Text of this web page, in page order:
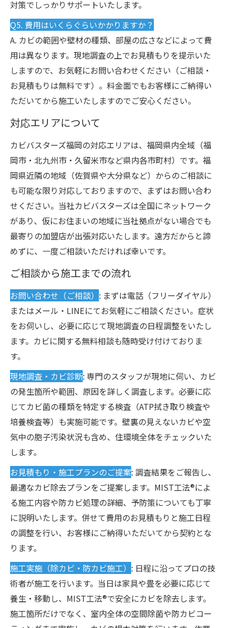
対策でしっかりサポートいたします。
Q5. 費用はいくらぐらいかかりますか？
A. カビの範囲や壁材の種類、部屋の広さなどによって費
用は異なります。現地調査の上でお見積もりを提示いた
しますので、お気軽にお問い合わせください（ご相談・
お見積もりは無料です）。料金面でもお客様にご納得い
ただいてから施工いたしますのでご安心ください。
対応エリアについて
カビバスターズ福岡の対応エリアは、福岡県内全域（福
岡市・北九州市・久留米市など県内各市町村）です。福
岡県近隣の地域（佐賀県や大分県など）からのご相談に
も可能な限り対応しておりますので、まずはお問い合わ
せください。当社カビバスターズは全国にネットワーク
があり、仮にお住まいの地域に当社拠点がない場合でも
最寄りの加盟店が出張対応いたします。遠方だからと諦
めずに、一度ご相談いただければ幸いです。
ご相談から施工までの流れ
お問い合わせ（ご相談） : まずは電話（フリーダイヤル）
またはメール・LINEにてお気軽にご相談ください。症状
をお伺いし、必要に応じて現地調査の日程調整をいたし
ます。カビに関する無料相談も随時受け付けておりま
す。
現地調査・カビ診断: 専門のスタッフが現地に伺い、カビ
の発生箇所や範囲、原因を詳しく調査します。必要に応
じてカビ菌の種類を特定する検査（ATP拭き取り検査や
培養検査等）も実施可能です。壁裏の見えないカビや空
気中の胞子汚染状況も含め、住環境全体をチェックいた
します。
お見積もり・施工プランのご提案: 調査結果をご報告し、
最適なカビ除去プランをご提案します。MIST工法®によ
る施工内容や防カビ処理の詳細、予防策についても丁寧
に説明いたします。併せて費用のお見積もりと施工日程
の調整を行い、お客様にご納得いただいてから契約とな
ります。
施工実施（除カビ・防カビ施工） : 日程に沿ってプロの技
術者が施工を行います。当日は家具や畳を必要に応じて
養生・移動し、MIST工法®で安全にカビを除去します。
施工箇所だけでなく、室内全体の空間除菌や防カビコー